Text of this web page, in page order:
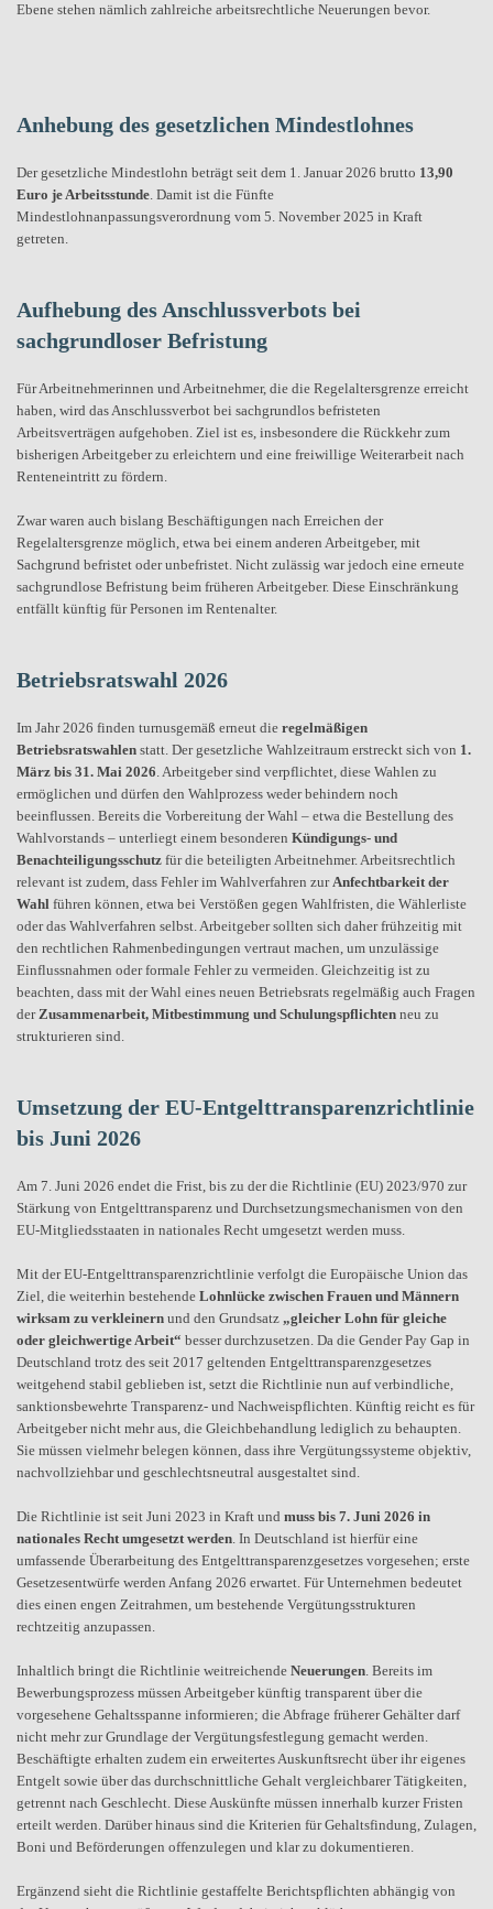
Ebene stehen nämlich zahlreiche arbeitsrechtliche Neuerungen bevor.
Anhebung des gesetzlichen Mindestlohnes
Der gesetzliche Mindestlohn beträgt seit dem 1. Januar 2026 brutto 13,90
Euro je Arbeitsstunde. Damit ist die Fünfte
Mindestlohnanpassungsverordnung vom 5. November 2025 in Kraft
getreten.
Aufhebung des Anschlussverbots bei
sachgrundloser Befristung
Für Arbeitnehmerinnen und Arbeitnehmer, die die Regelaltersgrenze erreicht
haben, wird das Anschlussverbot bei sachgrundlos befristeten
Arbeitsverträgen aufgehoben. Ziel ist es, insbesondere die Rückkehr zum
bisherigen Arbeitgeber zu erleichtern und eine freiwillige Weiterarbeit nach
Renteneintritt zu fördern.
Zwar waren auch bislang Beschäftigungen nach Erreichen der
Regelaltersgrenze möglich, etwa bei einem anderen Arbeitgeber, mit
Sachgrund befristet oder unbefristet. Nicht zulässig war jedoch eine erneute
sachgrundlose Befristung beim früheren Arbeitgeber. Diese Einschränkung
entfällt künftig für Personen im Rentenalter.
Betriebsratswahl 2026
Im Jahr 2026 finden turnusgemäß erneut die regelmäßigen
Betriebsratswahlen statt. Der gesetzliche Wahlzeitraum erstreckt sich von 1.
März bis 31. Mai 2026. Arbeitgeber sind verpflichtet, diese Wahlen zu
ermöglichen und dürfen den Wahlprozess weder behindern noch
beeinflussen. Bereits die Vorbereitung der Wahl – etwa die Bestellung des
Wahlvorstands – unterliegt einem besonderen Kündigungs- und
Benachteiligungsschutz für die beteiligten Arbeitnehmer. Arbeitsrechtlich
relevant ist zudem, dass Fehler im Wahlverfahren zurAnfechtbarkeit der
Wahl führen können, etwa bei Verstößen gegen Wahlfristen, die Wählerliste
oder das Wahlverfahren selbst. Arbeitgeber sollten sich daher frühzeitig mit
den rechtlichen Rahmenbedingungen vertraut machen, um unzulässige
Einflussnahmen oder formale Fehler zu vermeiden. Gleichzeitig ist zu
beachten, dass mit der Wahl eines neuen Betriebsrats regelmäßig auch Fragen
derZusammenarbeit, Mitbestimmung und Schulungspflichten neu zu
strukturieren sind.
Umsetzung der EU-Entgelttransparenzrichtlinie
bis Juni 2026
Am 7. Juni 2026 endet die Frist, bis zu der die Richtlinie (EU) 2023/970 zur
Stärkung von Entgelttransparenz und Durchsetzungsmechanismen von den
EU-Mitgliedsstaaten in nationales Recht umgesetzt werden muss.
Mit der EU-Entgelttransparenzrichtlinie verfolgt die Europäische Union das
Ziel, die weiterhin bestehende Lohnlücke zwischen Frauen und Männern
wirksam zu verkleinern und den Grundsatz „gleicher Lohn für gleiche
oder gleichwertige Arbeit“ besser durchzusetzen. Da die Gender Pay Gap in
Deutschland trotz des seit 2017 geltenden Entgelttransparenzgesetzes
weitgehend stabil geblieben ist, setzt die Richtlinie nun auf verbindliche,
sanktionsbewehrte Transparenz- und Nachweispflichten. Künftig reicht es für
Arbeitgeber nicht mehr aus, die Gleichbehandlung lediglich zu behaupten.
Sie müssen vielmehr belegen können, dass ihre Vergütungssysteme objektiv,
nachvollziehbar und geschlechtsneutral ausgestaltet sind.
Die Richtlinie ist seit Juni 2023 in Kraft und muss bis 7. Juni 2026 in
nationales Recht umgesetzt werden. In Deutschland ist hierfür eine
umfassende Überarbeitung des Entgelttransparenzgesetzes vorgesehen; erste
Gesetzesentwürfe werden Anfang 2026 erwartet. Für Unternehmen bedeutet
dies einen engen Zeitrahmen, um bestehende Vergütungsstrukturen
rechtzeitig anzupassen.
Inhaltlich bringt die Richtlinie weitreichende Neuerungen. Bereits im
Bewerbungsprozess müssen Arbeitgeber künftig transparent über die
vorgesehene Gehaltsspanne informieren; die Abfrage früherer Gehälter darf
nicht mehr zur Grundlage der Vergütungsfestlegung gemacht werden.
Beschäftigte erhalten zudem ein erweitertes Auskunftsrecht über ihr eigenes
Entgelt sowie über das durchschnittliche Gehalt vergleichbarer Tätigkeiten,
getrennt nach Geschlecht. Diese Auskünfte müssen innerhalb kurzer Fristen
erteilt werden. Darüber hinaus sind die Kriterien für Gehaltsfindung, Zulagen,
Boni und Beförderungen offenzulegen und klar zu dokumentieren.
Ergänzend sieht die Richtlinie gestaffelte Berichtspflichten abhängig von